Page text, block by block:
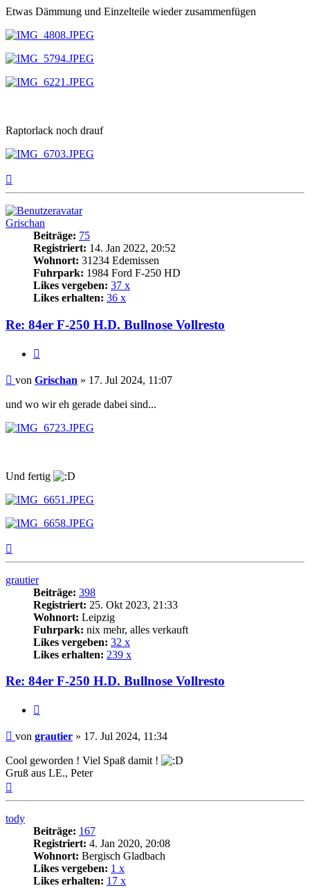
Etwas Dämmung und Einzelteile wieder zusammenfügen
Raptorlack noch drauf
Grischan
Beiträge: 75
Registriert: 14. Jan 2022, 20:52
Wohnort: 31234 Edemissen
Fuhrpark: 1984 Ford F-250 HD
Likes vergeben: 37 x
Likes erhalten: 36 x
Re: 84er F-250 H.D. Bullnose Vollresto
Beitrag
von Grischan » 17. Jul 2024, 11:07
und wo wir eh gerade dabei sind...
Und fertig
grautier
Beiträge: 398
Registriert: 25. Okt 2023, 21:33
Wohnort: Leipzig
Fuhrpark: nix mehr, alles verkauft
Likes vergeben: 32 x
Likes erhalten: 239 x
Re: 84er F-250 H.D. Bullnose Vollresto
Beitrag
von grautier » 17. Jul 2024, 11:34
Cool geworden ! Viel Spaß damit !
Gruß aus LE., Peter
tody
Beiträge: 167
Registriert: 4. Jan 2020, 20:08
Wohnort: Bergisch Gladbach
Likes vergeben: 1 x
Likes erhalten: 17 x